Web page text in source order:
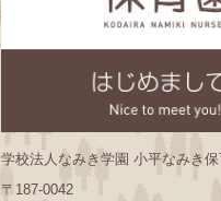
学校法人なみき学園 小平なみき保
〒187-0042